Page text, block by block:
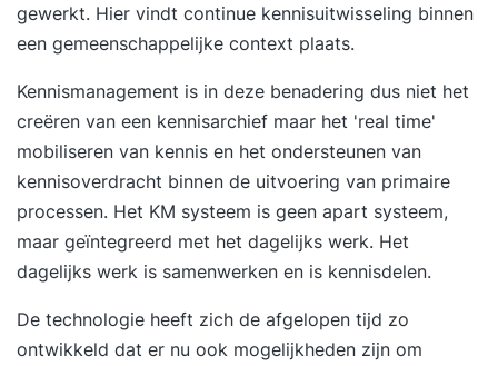
gewerkt. Hier vindt continue kennisuitwisseling binnen
een gemeenschappelijke context plaats.
Kennismanagement is in deze benadering dus niet het
creëren van een kennisarchief maar het 'real time'
mobiliseren van kennis en het ondersteunen van
kennisoverdracht binnen de uitvoering van primaire
processen. Het KM systeem is geen apart systeem,
maar geïntegreerd met het dagelijks werk. Het
dagelijks werk is samenwerken en is kennisdelen.
De technologie heeft zich de afgelopen tijd zo
ontwikkeld dat er nu ook mogelijkheden zijn om